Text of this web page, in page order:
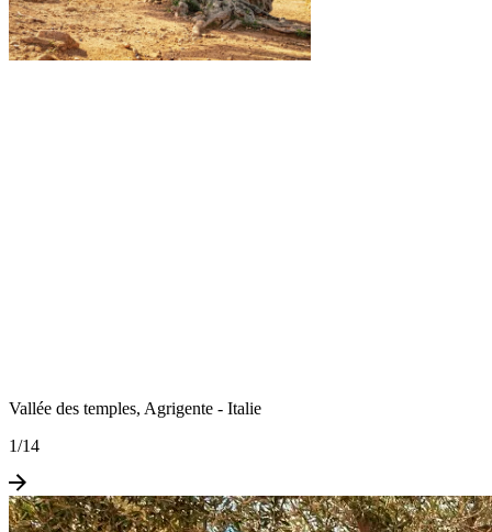
Vallée des temples, Agrigente - Italie
1/14